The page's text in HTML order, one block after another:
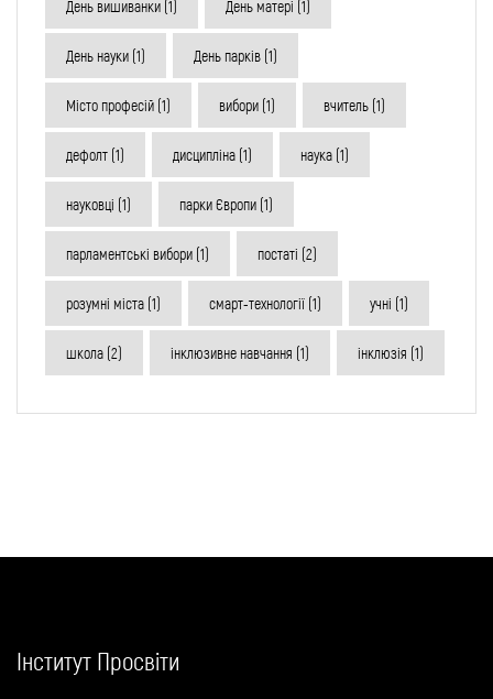
День вишиванки (1) День матері (1)
День науки (1) День парків (1)
Місто професій (1) вибори (1) вчитель (1)
дефолт (1) дисципліна (1) наука (1)
науковці (1) парки Європи (1)
парламентські вибори (1) постаті (2)
розумні міста (1) смарт-технології (1) учні (1)
школа (2) інклюзивне навчання (1) інклюзія (1)
Інститут Просвіти